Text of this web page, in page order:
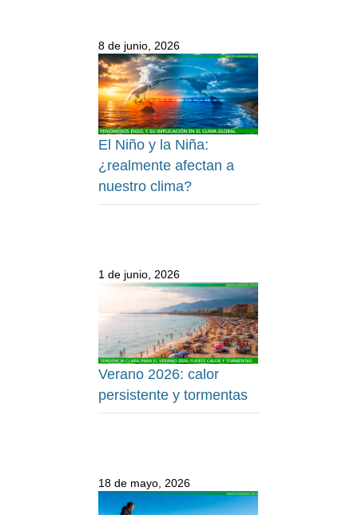
8 de junio, 2026
El Niño y la Niña:
¿realmente afectan a
nuestro clima?
1 de junio, 2026
Verano 2026: calor
persistente y tormentas
18 de mayo, 2026